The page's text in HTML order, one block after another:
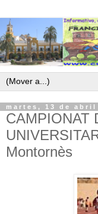
martes, 13 de abril
CAMPIONAT
Montornès